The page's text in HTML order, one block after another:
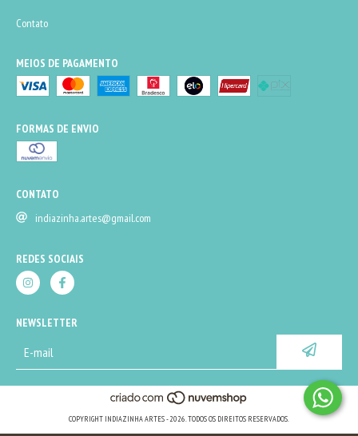
Contato
MEIOS DE PAGAMENTO
FORMAS DE ENVIO
CONTATO
indiazinha.artes@gmail.com
REDES SOCIAIS
NEWSLETTER
COPYRIGHT INDIAZINHA ARTES - 2026. TODOS OS DIREITOS RESERVADOS.